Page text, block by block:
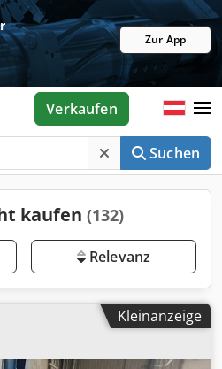
Zur App
Suchen
Verkaufen
kaufen (132)
Relevanz
Kleinanzeige